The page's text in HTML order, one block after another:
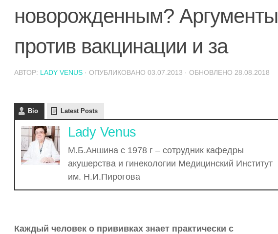
новорожденным? Аргументы
против вакцинации и за
АВТОР: LADY VENUS · ОПУБЛИКОВАНО 03.07.2013 · ОБНОВЛЕНО 28.08.2018
Bio Latest Posts
Lady Venus
М.Б.Аншина с 1978 г – сотрудник кафедры
акушерства и гинекологии Медицинский Институт
им. Н.И.Пирогова
Каждый человек о прививках знает практически с